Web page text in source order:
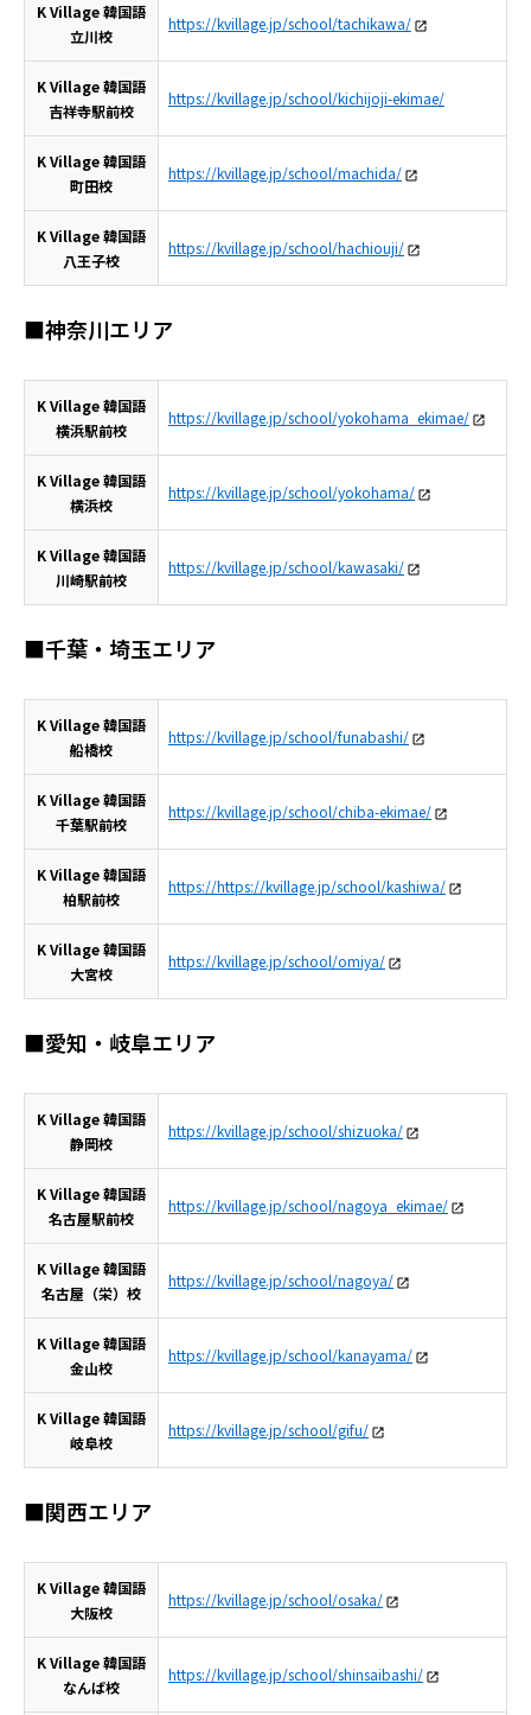
K Village 韓国語
立川校
https://kvillage.jp/school/tachikawa/
K Village 韓国語
吉祥寺駅前校
https://kvillage.jp/school/kichijoji-ekimae/
K Village 韓国語
町田校
https://kvillage.jp/school/machida/
K Village 韓国語
八王子校
https://kvillage.jp/school/hachiouji/
■神奈川エリア
K Village 韓国語
横浜駅前校
https://kvillage.jp/school/yokohama_ekimae/
K Village 韓国語
横浜校
https://kvillage.jp/school/yokohama/
K Village 韓国語
川崎駅前校
https://kvillage.jp/school/kawasaki/
■千葉・埼玉エリア
K Village 韓国語
船橋校
https://kvillage.jp/school/funabashi/
K Village 韓国語
千葉駅前校
https://kvillage.jp/school/chiba-ekimae/
K Village 韓国語
柏駅前校
https://https://kvillage.jp/school/kashiwa/
K Village 韓国語
大宮校
https://kvillage.jp/school/omiya/
■愛知・岐阜エリア
K Village 韓国語
静岡校
https://kvillage.jp/school/shizuoka/
K Village 韓国語
名古屋駅前校
https://kvillage.jp/school/nagoya_ekimae/
K Village 韓国語
名古屋（栄）校
https://kvillage.jp/school/nagoya/
K Village 韓国語
金山校
https://kvillage.jp/school/kanayama/
K Village 韓国語
岐阜校
https://kvillage.jp/school/gifu/
■関西エリア
K Village 韓国語
大阪校
https://kvillage.jp/school/osaka/
K Village 韓国語
なんば校
https://kvillage.jp/school/shinsaibashi/